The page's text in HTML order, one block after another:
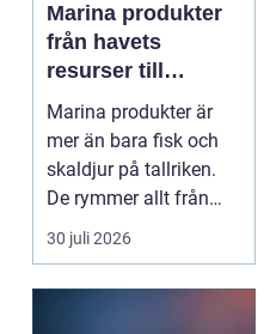
Marina produkter
från havets
resurser till
hållbara
upplevelser
Marina produkter är
mer än bara fisk och
skaldjur på tallriken.
De rymmer allt från
mat och hälsa ti...
30 juli 2026